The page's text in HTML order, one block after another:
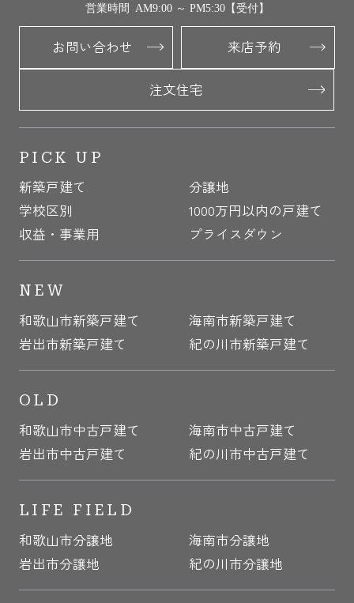
営業時間 AM9:00 ～ PM5:30【受付】
お問い合わせ 来店予約
注文住宅
PICK UP
新築戸建て
分譲地
学校区別
1000万円以内の戸建て
収益・事業用
プライスダウン
NEW
和歌山市新築戸建て
海南市新築戸建て
岩出市新築戸建て
紀の川市新築戸建て
OLD
和歌山市中古戸建て
海南市中古戸建て
岩出市中古戸建て
紀の川市中古戸建て
LIFE FIELD
和歌山市分譲地
海南市分譲地
岩出市分譲地
紀の川市分譲地